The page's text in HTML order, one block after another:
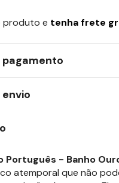
produto e tenha frete
pagamento
Português - Banho
atemporal que não